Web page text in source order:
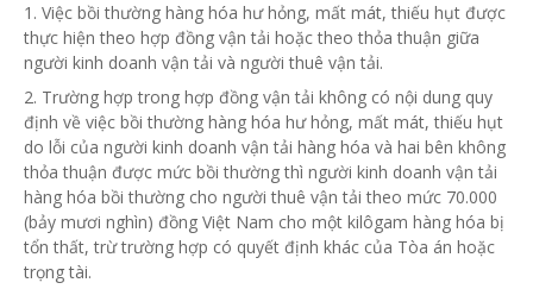
1. Việc bồi thường hàng hóa hư hỏng, mất mát, thiếu hụt được
thực hiện theo hợp đồng vận tải hoặc theo thỏa thuận giữa
người kinh doanh vận tải và người thuê vận tải.
2. Trường hợp trong hợp đồng vận tải không có nội dung quy
định về việc bồi thường hàng hóa hư hỏng, mất mát, thiếu hụt
do lỗi của người kinh doanh vận tải hàng hóa và hai bên không
thỏa thuận được mức bồi thường thì người kinh doanh vận tải
hàng hóa bồi thường cho người thuê vận tải theo mức 70.000
(bảy mươi nghìn) đồng Việt Nam cho một kilôgam hàng hóa bị
tổn thất, trừ trường hợp có quyết định khác của Tòa án hoặc
trọng tài.